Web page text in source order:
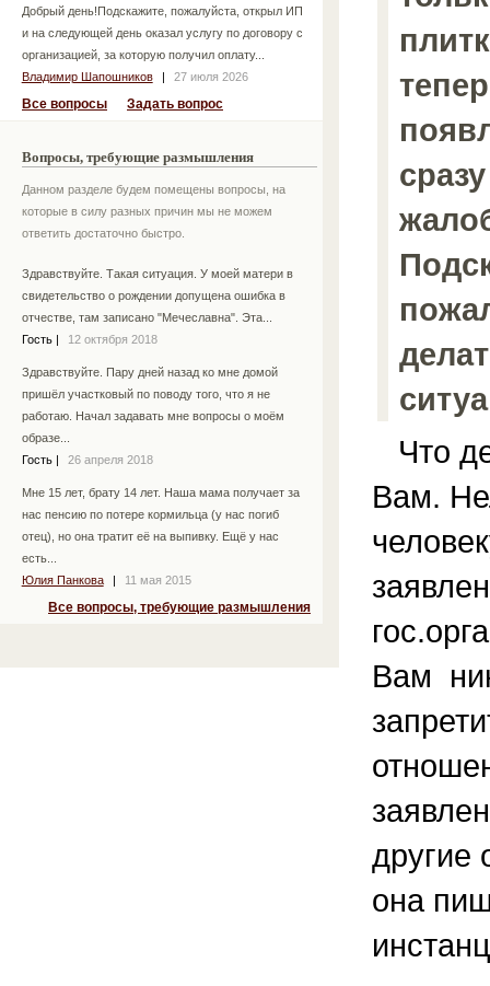
Добрый день!Подскажите, пожалуйста, открыл ИП
и на следующей день оказал услугу по договору с
организацией, за которую получил оплату...
Владимир Шапошников
| 27 июля 2026
Все вопросы Задать вопрос
Вопросы, требующие размышления
Данном разделе будем помещены вопросы, на
которые в силу разных причин мы не можем
ответить достаточно быстро.
Здравствуйте. Такая ситуация. У моей матери в
свидетельство о рождении допущена ошибка в
отчестве, там записано "Мечеславна". Эта...
Гость
12 октября 2018
Здравствуйте. Пару дней назад ко мне домой
пришёл участковый по поводу того, что я не
работаю. Начал задавать мне вопросы о моём
образе...
Гость
26 апреля 2018
Мне 15 лет, брату 14 лет. Наша мама получает за
нас пенсию по потере кормильца (у нас погиб
отец), но она тратит её на выпивку. Ещё у нас
есть...
Юлия Панкова
11 мая 2015
Все вопросы, требующие размышления
Что
Вам.
Вам
другие
она